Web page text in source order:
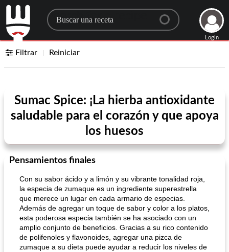
Search for a recipe
Login
Filtrar Reiniciar
Sumac Spice: ¡La hierba antioxidante
saludable para el corazón y que apoya
los huesos
Pensamientos finales
Con su sabor ácido y a limón y su vibrante tonalidad roja,
la especia de zumaque es un ingrediente superestrella
que merece un lugar en cada armario de especias.
Además de agregar un toque de sabor y color a los platos,
esta poderosa especia también se ha asociado con un
amplio conjunto de beneficios. Gracias a su rico contenido
de polifenoles y flavonoides, agregar una pizca de
zumaque a su dieta puede ayudar a reducir los niveles de